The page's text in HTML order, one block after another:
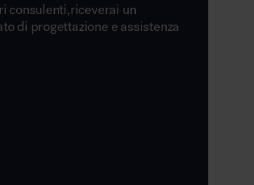
consulenti,riceverai un
di progettazione e assistenza